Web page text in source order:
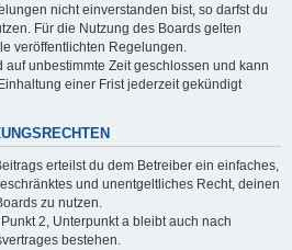
nicht einverstanden bist, so darfst du
Für die Nutzung des Boards gelten
veröffentlichten Regelungen.
auf unbestimmte Zeit geschlossen und kann
einer Frist jederzeit gekündigt
erteilst du dem Betreiber ein einfaches,
und unentgeltliches Recht, deinen
zu nutzen.
2, Unterpunkt a bleibt auch nach
bestehen.